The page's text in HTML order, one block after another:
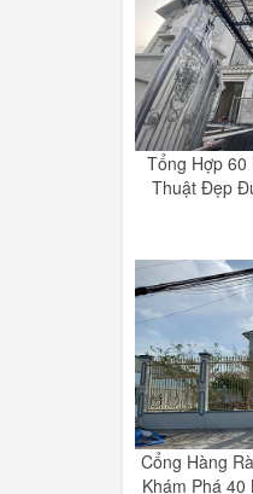
Tổng Hợp 60
Thuật Đẹp
Cổng Hàng
Khám Phá 40